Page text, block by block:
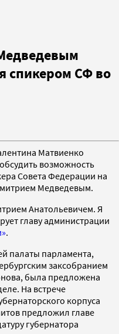
спикером СФ во
Матвиенко
возможность
Совета Федерации на
Медведевым.
Анатольевичем. Я
главу администрации
.
палаты парламента,
заксобранием
была предложена
На встрече
корпуса
предложил главе
губернатора